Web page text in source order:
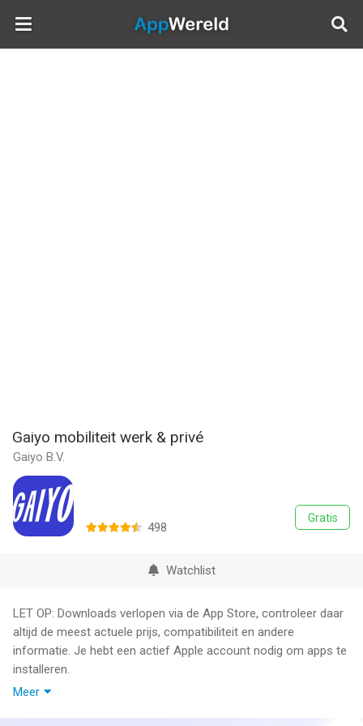
AppWereld
Gaiyo mobiliteit werk & privé
Gaiyo B.V.
Gratis
498
Watchlist
LET OP: Downloads verlopen via de App Store, controleer daar
altijd de meest actuele prijs, compatibiliteit en andere
informatie. Je hebt een actief Apple account nodig om apps te
installeren.
Meer